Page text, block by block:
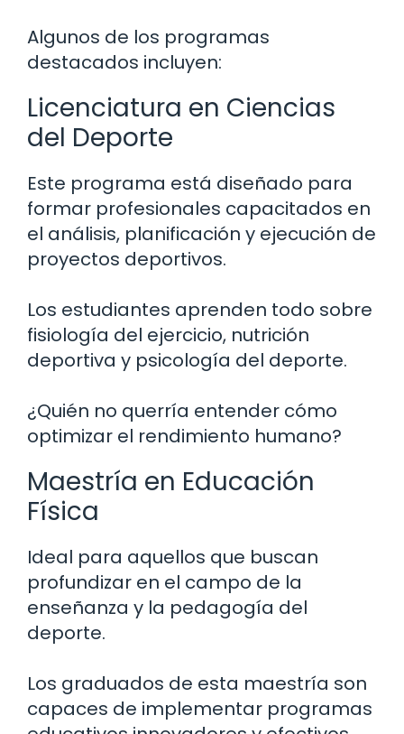
Algunos de los programas
destacados incluyen:
Licenciatura en Ciencias
del Deporte
Este programa está diseñado para
formar profesionales capacitados en
el análisis, planificación y ejecución de
proyectos deportivos.
Los estudiantes aprenden todo sobre
fisiología del ejercicio, nutrición
deportiva y psicología del deporte.
¿Quién no querría entender cómo
optimizar el rendimiento humano?
Maestría en Educación
Física
Ideal para aquellos que buscan
profundizar en el campo de la
enseñanza y la pedagogía del
deporte.
Los graduados de esta maestría son
capaces de implementar programas